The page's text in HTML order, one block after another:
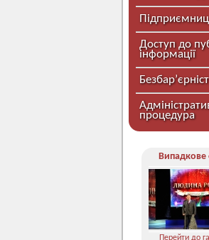
Доступ до
інформації
процедура
Випадкове
Перейти до